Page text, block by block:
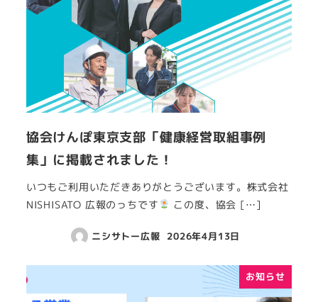
協会けんぽ東京支部「健康経営取組事例
集」に掲載されました！
いつもご利用いただきありがとうございます。株式会社
NISHISATO 広報のっちです
この度、協会 […]
ニシサトー広報 2026年4月13日
お知らせ